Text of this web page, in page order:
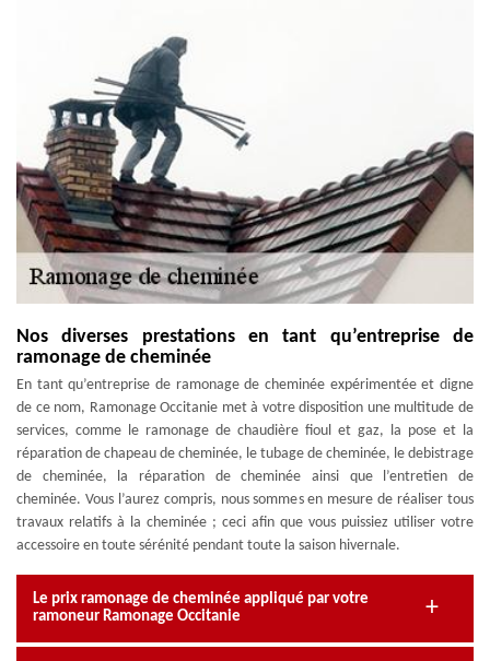
Nos diverses prestations en tant qu’entreprise de
ramonage de cheminée
En tant qu’entreprise de ramonage de cheminée expérimentée et digne
de ce nom, Ramonage Occitanie met à votre disposition une multitude de
services, comme le ramonage de chaudière fioul et gaz, la pose et la
réparation de chapeau de cheminée, le tubage de cheminée, le debistrage
de cheminée, la réparation de cheminée ainsi que l’entretien de
cheminée. Vous l’aurez compris, nous sommes en mesure de réaliser tous
travaux relatifs à la cheminée ; ceci afin que vous puissiez utiliser votre
accessoire en toute sérénité pendant toute la saison hivernale.
Le prix ramonage de cheminée appliqué par votre
ramoneur Ramonage Occitanie